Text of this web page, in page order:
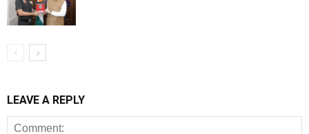
LEAVE A REPLY